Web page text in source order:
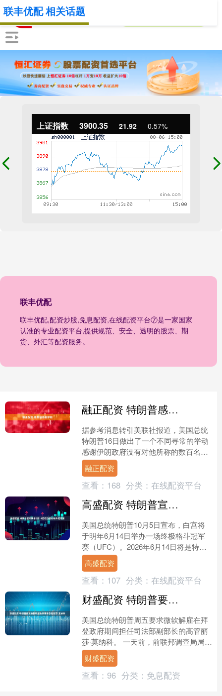
上证指数 3900.35 21.92 0.57%
联丰优配
联丰优配,配资炒股,免息配资,在线配资平台⑦是一家国家
认准的专业配资平台,提供规范、安全、透明的股票、期
货、外汇等配资服务。
联丰优配 相关话题
融正配资 特朗普感谢伊朗
据参考消息转引美联社报道，美国总统
特朗普16日做出了一个不同寻常的举动
感谢伊朗政府没有对他所称的数百名政
治犯执行死刑。 美国总统特朗普 资料
图。 特朗普在离开白....
融正配资
查看： 168 分类： 在线配资平台
高盛配资 特朗普宣布明年6月14日在白宫办格斗冠军赛
美国总统特朗普10月5日宣布，白宫将
于明年6月14日举办一场终极格斗冠军
赛（UFC）。2026年6月14日将是特朗
普的80岁生日，也将是美国陆军建军
251周年。....
高盛配资
查看： 107 分类： 在线配资平台
财盛配资 特朗普要求微软解雇全球事务总裁丽莎·莫纳科
美国总统特朗普周五要求微软解雇在拜
登政府期间担任司法部副部长的高管丽
莎·莫纳科。 一天前，前联邦调查局局长
詹姆斯·科米被起诉，几天前，特朗普推
动起诉这位前联邦调....
财盛配资
查看： 96 分类： 免息配资